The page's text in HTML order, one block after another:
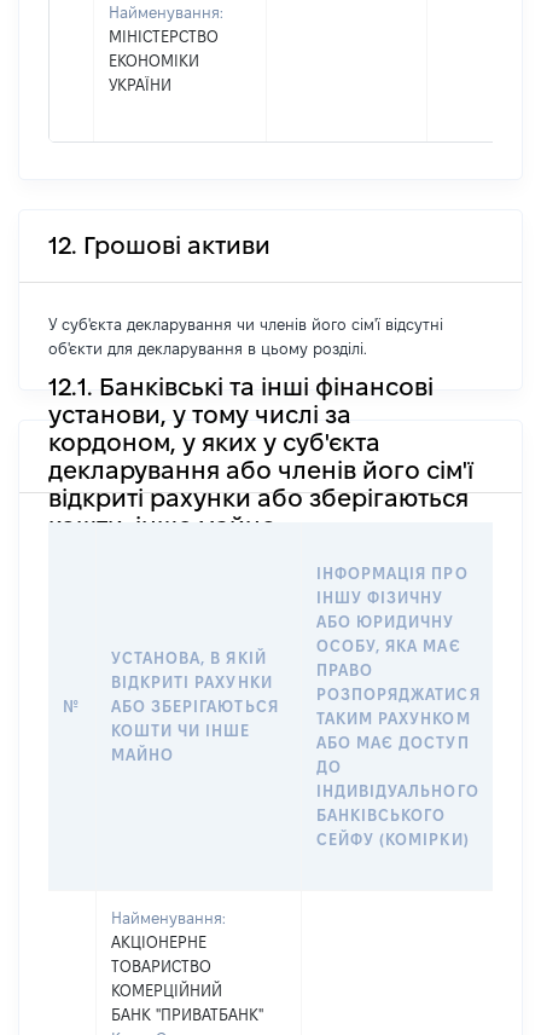
Найменування:
МІНІСТЕРСТВО
ЕКОНОМІКИ
УКРАЇНИ
12. Грошові активи
У суб'єкта декларування чи членів його сім'ї відсутні
об'єкти для декларування в цьому розділі.
12.1. Банківські та інші фінансові
установи, у тому числі за
кордоном, у яких у суб'єкта
декларування або членів його сім'ї
відкриті рахунки або зберігаються
кошти, інше майно
№
УСТАНОВА, В ЯКІЙ
ВІДКРИТІ РАХУНКИ
АБО ЗБЕРІГАЮТЬСЯ
КОШТИ ЧИ ІНШЕ
МАЙНО
ІНФОРМАЦІЯ ПРО
ІНШУ ФІЗИЧНУ
АБО ЮРИДИЧНУ
ОСОБУ, ЯКА МАЄ
ПРАВО
РОЗПОРЯДЖАТИСЯ
ТАКИМ РАХУНКОМ
АБО МАЄ ДОСТУП
ДО
ІНДИВІДУАЛЬНОГО
БАНКІВСЬКОГО
СЕЙФУ (КОМІРКИ)
Найменування:
АКЦІОНЕРНЕ
ТОВАРИСТВО
КОМЕРЦІЙНИЙ
БАНК "ПРИВАТБАНК"